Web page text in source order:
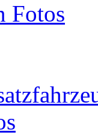
Fotos